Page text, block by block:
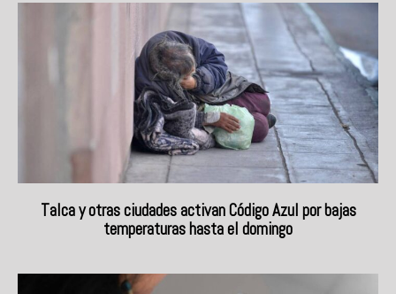
Talca y otras ciudades activan Código Azul por bajas
temperaturas hasta el domingo